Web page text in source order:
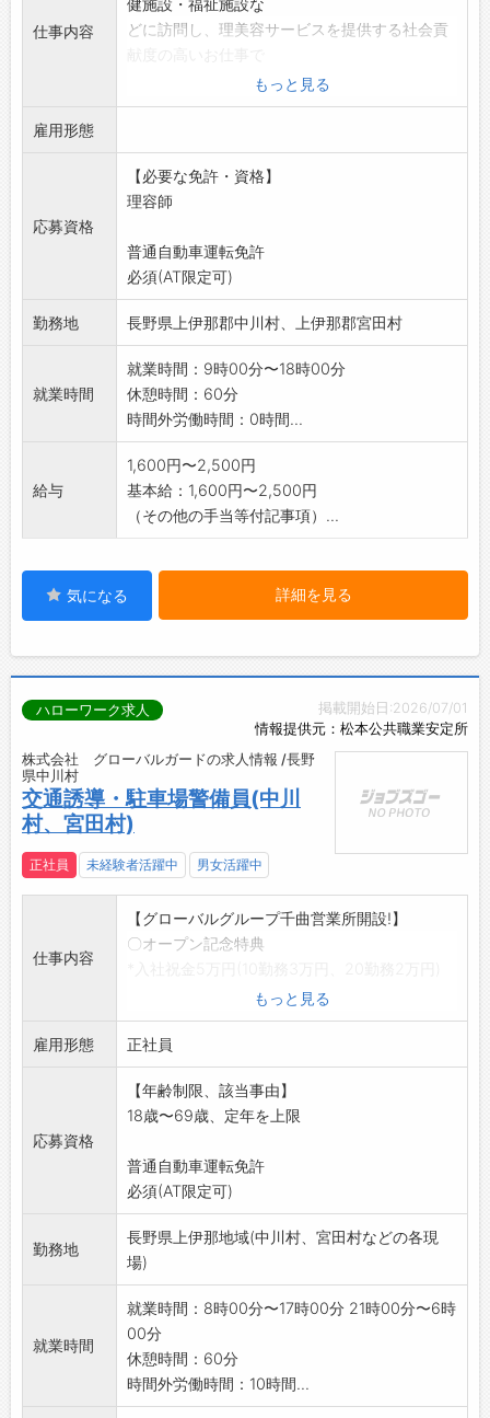
仕事内容
健施設・福祉施設な
どに訪問し、理美容サービスを提供する社会貢
変更範囲:変更なし
もっと見る
雇用形態
応募資格
【必要な免許・資格】
理容師
普通自動車運転免許
必須(AT限定可)
勤務地 長野県上伊那郡中川村、上伊那郡宮田村
就業時間
就業時間：9時00分〜18時00分
休憩時間：60分
時間外労働時間：0時間...
給与
1,600円〜2,500円
基本給：1,600円〜2,500円
（その他の手当等付記事項）...
気になる 詳細を見る
掲載開始日:2026/07/01
情報提供元：松本公共職業安定所
ハローワーク求人
株式会社 グローバルガードの求人情報 /長野
県中川村
交通誘導・駐車場警備員(中川
村、宮田村)
正社員 未経験者活躍中 男女活躍中
仕事内容
【グローバルグループ千曲営業所開設!】
〇オープン記念特典
・工事現場・建築現場又は商業施設イベント会
場の駐車場における
車両と歩行者の安全を確保するお仕事です。
・未経験者大歓迎
(新人研修3日の他、アフターフォローがありま
す。)
・有資格者特別優遇致します。
・変更の範囲:なし
※応募する方は、ハローワークの紹介状をお持
ちください。
【トライアル雇用併用求人】【ミドルシニア世
もっと見る
雇用形態 正社員
応募資格
【年齢制限、該当事由】
18歳〜69歳、定年を上限
普通自動車運転免許
必須(AT限定可)
勤務地
長野県上伊那地域(中川村、宮田村などの各現
場)
就業時間
就業時間：8時00分〜17時00分 21時00分〜6時
00分
休憩時間：60分
時間外労働時間：10時間...